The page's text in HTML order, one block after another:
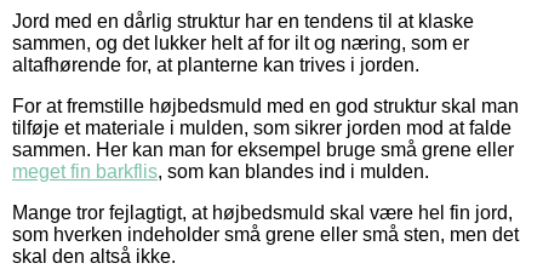
Jord med en dårlig struktur har en tendens til at klaske
sammen, og det lukker helt af for ilt og næring, som er
altafhørende for, at planterne kan trives i jorden.
For at fremstille højbedsmuld med en god struktur skal man
tilføje et materiale i mulden, som sikrer jorden mod at falde
sammen. Her kan man for eksempel bruge små grene eller
meget fin barkflis, som kan blandes ind i mulden.
Mange tror fejlagtigt, at højbedsmuld skal være hel fin jord,
som hverken indeholder små grene eller små sten, men det
skal den altså ikke.